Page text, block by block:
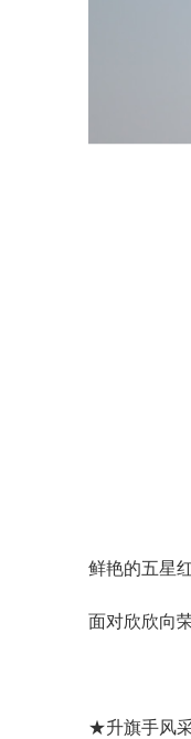
鲜艳的五星
面对欣欣向
★升旗手风